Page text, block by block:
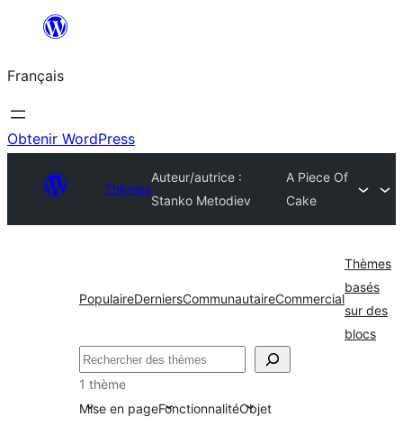
contenu
Français
Obtenir WordPress
Thèmes
Auteur/autrice :
Stanko Metodiev
A Piece Of
Cake
PopulaireDerniersCommunautaireCommercial
Thèmes
basés
sur des
blocs
Rechercher
1 thème
Mise en pageFonctionnalitéObjet